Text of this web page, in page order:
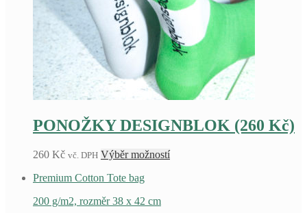
PONOŽKY DESIGNBLOK (260 Kč)
260 Kč vč. DPH Výběr možnostíTento
Premium Cotton Tote bag
200 g/m2, rozměr 38 x 42 cm